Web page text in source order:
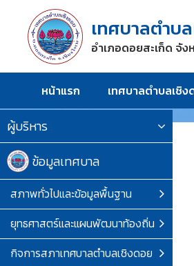
เทศบาลตำบ
อำเภอดอยสะเก็ด จัง
หน้าแรก เทศบาลตำบลเชิง
ผู้บริหาร
ข้อมูลเทศบาล
สภาพทั่วไปและข้อมูลพื้นฐาน
ยุทธศาสตร์และแผนพัฒนาท้องถิ่น
กิจการสภาเทศบาลตำบลเชิงดอย